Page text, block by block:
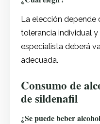
La elección depende
tolerancia individual y
especialista deberá
adecuada.
Consumo de
de sildenafil
¿Se puede beber